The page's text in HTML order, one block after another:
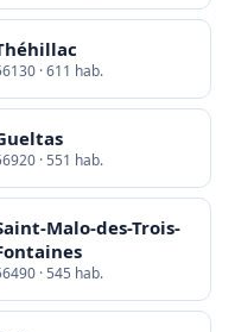
· 611 hab.
· 551 hab.
Malo-des-Trois-
· 545 hab.